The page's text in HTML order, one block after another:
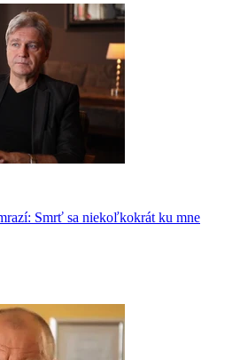
Smrť sa niekoľkokrát ku mne